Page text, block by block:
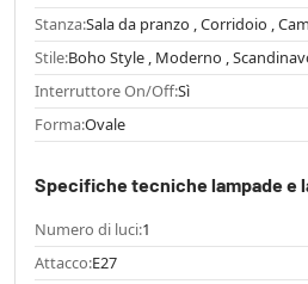
Stanza:Sala da pranzo , Corridoio ,
Stile:Boho Style , Moderno ,
Interruttore On/Off:Sì
Forma:Ovale
Specifiche tecniche lampade e
Numero di luci:1
Attacco:E27